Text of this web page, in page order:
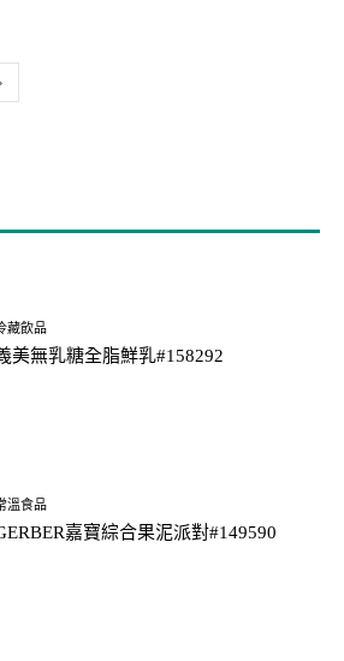
藏飲品
美無乳糖全脂鮮乳#158292
溫食品
嘉寶綜合果泥派對#149590